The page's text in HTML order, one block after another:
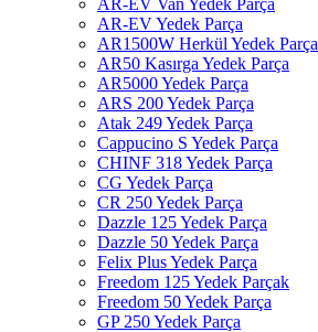
AR-EV Yedek Parça
AR1500W Herkül Yedek Parça
AR50 Kasırga Yedek Parça
AR5000 Yedek Parça
ARS 200 Yedek Parça
Atak 249 Yedek Parça
Cappucino S Yedek Parça
CHINF 318 Yedek Parça
CG Yedek Parça
CR 250 Yedek Parça
Dazzle 125 Yedek Parça
Dazzle 50 Yedek Parça
Felix Plus Yedek Parça
Freedom 125 Yedek Parçak
Freedom 50 Yedek Parça
GP 250 Yedek Parça